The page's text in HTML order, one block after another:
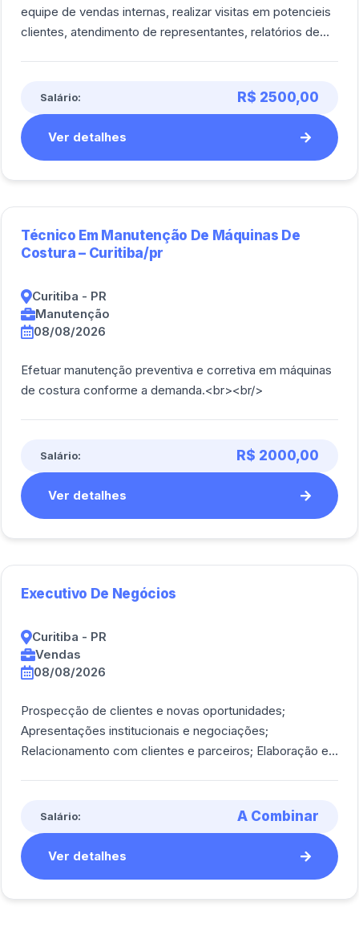
equipe de vendas internas, realizar visitas em potencieis
clientes, atendimento de representantes, relatórios de
Salário: R$ 2500,00
Ver detalhes
Técnico Em Manutenção De Máquinas De
Costura – Curitiba/pr
Curitiba - PR
Manutenção
08/08/2026
Efetuar manutenção preventiva e corretiva em máquinas
de costura conforme a demanda.<br><br/>
Salário: R$ 2000,00
Ver detalhes
Executivo De Negócios
Curitiba - PR
Vendas
08/08/2026
Prospecção de clientes e novas oportunidades;
Apresentações institucionais e negociações;
Relacionamento com clientes e parceiros; Elaboração e
Salário: A Combinar
Ver detalhes